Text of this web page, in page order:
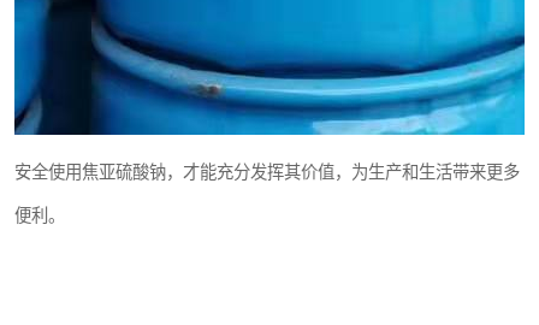
安全使用焦亚硫酸钠，才能充分发挥其价值，为生产和生活带来更多
便利。